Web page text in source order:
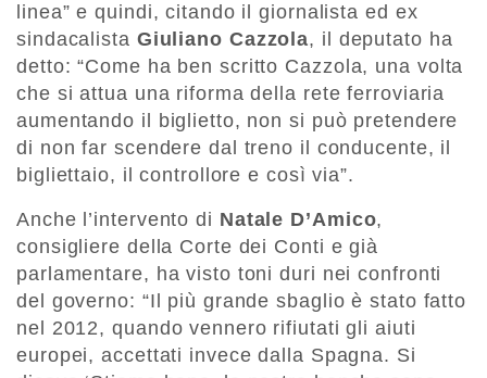
linea” e quindi, citando il giornalista ed ex
sindacalista Giuliano Cazzola, il deputato ha
detto: “Come ha ben scritto Cazzola, una volta
che si attua una riforma della rete ferroviaria
aumentando il biglietto, non si può pretendere
di non far scendere dal treno il conducente, il
bigliettaio, il controllore e così via”.
Anche l’intervento di Natale D’Amico,
consigliere della Corte dei Conti e già
parlamentare, ha visto toni duri nei confronti
del governo: “Il più grande sbaglio è stato fatto
nel 2012, quando vennero rifiutati gli aiuti
europei, accettati invece dalla Spagna. Si